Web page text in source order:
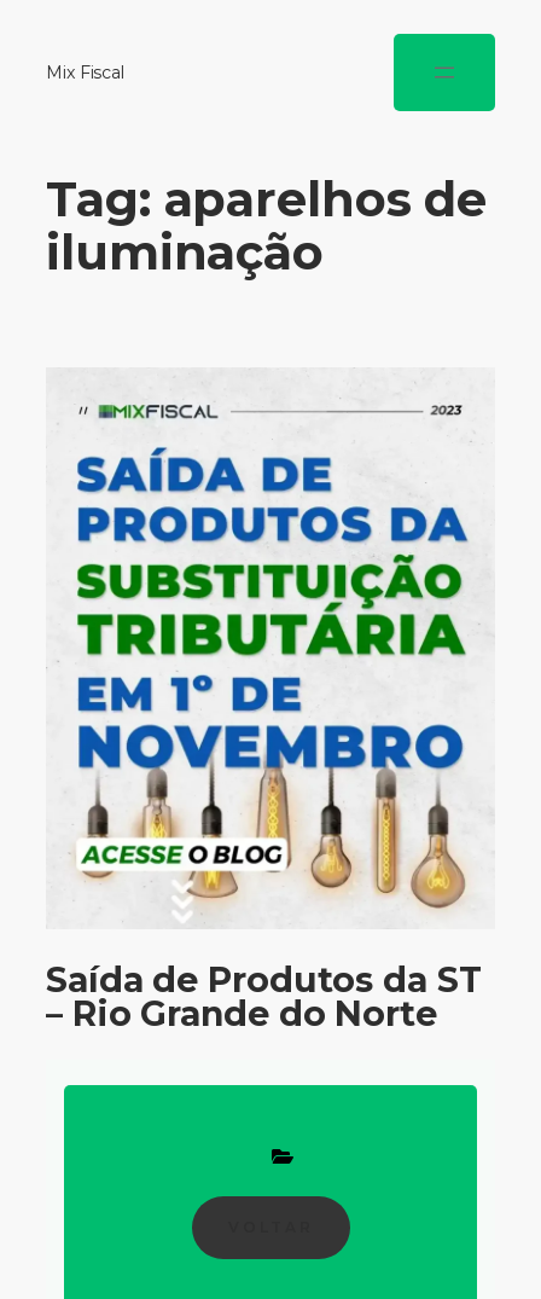
Mix Fiscal
Tag: aparelhos de
iluminação
Saída de Produtos da ST
– Rio Grande do Norte